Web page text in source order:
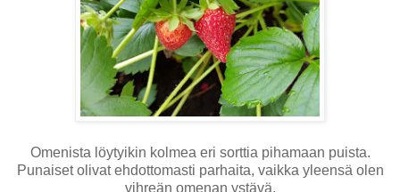
Omenista löytyikin kolmea eri sorttia pihamaan puista.
Punaiset olivat ehdottomasti parhaita, vaikka yleensä olen
vihreän omenan ystävä.